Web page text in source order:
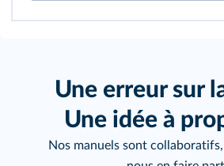
Une erreur sur
Une idée à
Nos manuels sont